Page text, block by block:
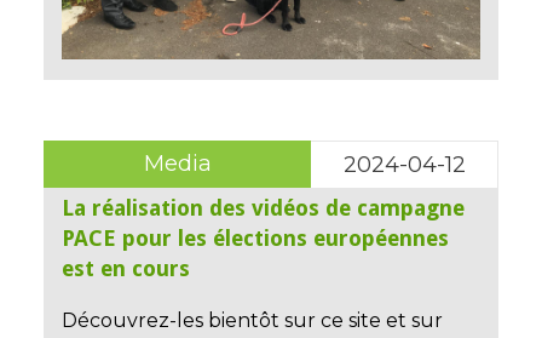
Media 2024-04-12
La réalisation des vidéos de campagne
PACE pour les élections européennes
est en cours
Découvrez-les bientôt sur ce site et sur